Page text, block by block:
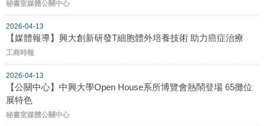
秘書室媒體公關中心
2026-04-13
【媒體報導】興大創新研發T細胞體外培養技術 助力癌症治療
工商時報
2026-04-13
【公關中心】中興大學Open House系所博覽會熱鬧登場 65攤位
展特色
秘書室媒體公關中心